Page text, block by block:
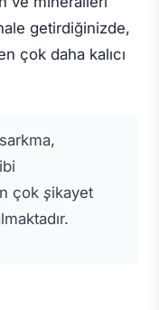
getirdiğinizde,
çok daha kalıcı
çok şikayet